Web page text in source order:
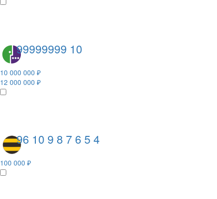
99999999 10
10 000 000 ₽
12 000 000 ₽
96 10 9 8 7 6 5 4
100 000 ₽